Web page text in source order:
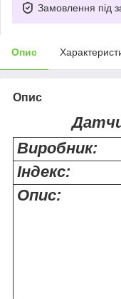
Замовлення під
Опис
Опис
Виробник:
Індекс:
Опис: